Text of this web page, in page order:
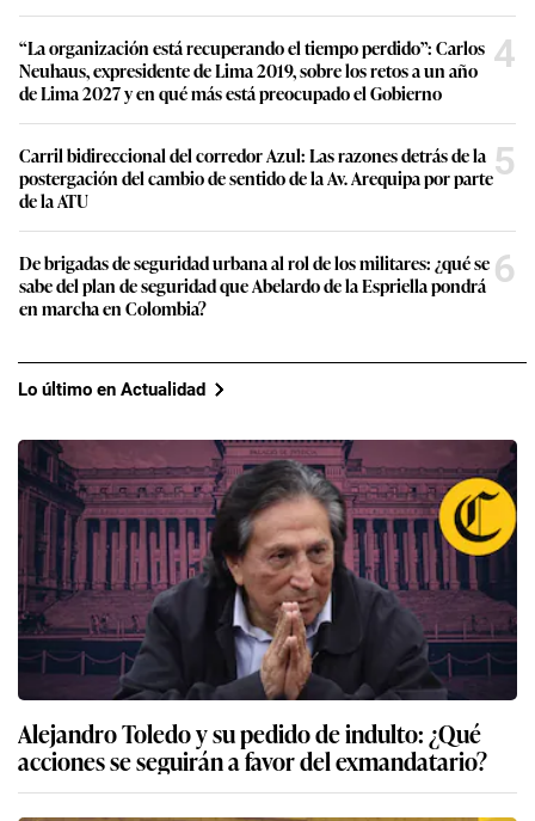
“La organización está recuperando el tiempo perdido”: Carlos
Neuhaus, expresidente de Lima 2019, sobre los retos a un año
de Lima 2027 y en qué más está preocupado el Gobierno
4
Carril bidireccional del corredor Azul: Las razones detrás de la
postergación del cambio de sentido de la Av. Arequipa por parte
de la ATU
5
De brigadas de seguridad urbana al rol de los militares: ¿qué se
sabe del plan de seguridad que Abelardo de la Espriella pondrá
en marcha en Colombia?
6
Lo último en Actualidad
Alejandro Toledo y su pedido de indulto: ¿Qué
acciones se seguirán a favor del exmandatario?